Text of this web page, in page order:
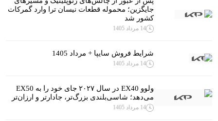
جایگزین؛ محموله قطعات نیسان ترا وارد گمرکات
کشور شد
14 مرداد 1405
شرایط فروش سایپا + مرداد 1405
14 مرداد 1405
ولوو EX40 در سال ۲۰۲۷ جای خود را به EX50
می‌دهد؛ شاسی‌بلندی بزرگ‌تر، جادارتر و ارزان‌تر
14 مرداد 1405